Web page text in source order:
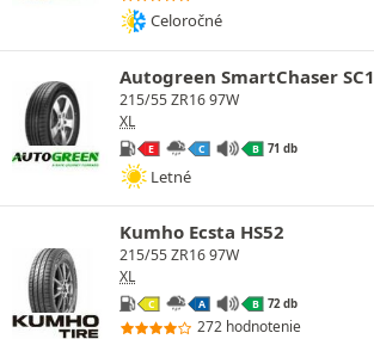
Celoročné
Autogreen SmartChaser SC1
215/55 ZR16 97W
XL
E C B 71 db
Letné
Kumho Ecsta HS52
215/55 ZR16 97W
XL
C A B 72 db
272 hodnotenie